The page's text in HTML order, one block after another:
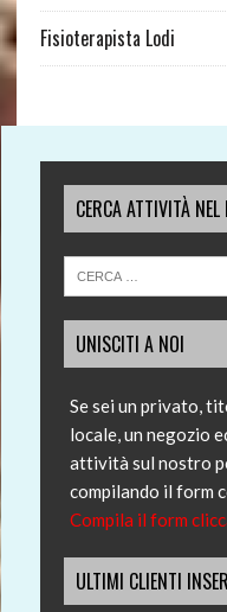
Fisioterapista Lodi
CERCA ATTIVITÀ NEL
UNISCITI A NOI
Se sei un privato,
locale, un negozio
attività sul nostro
compilando il form
Compila il form
ULTIMI CLIENTI